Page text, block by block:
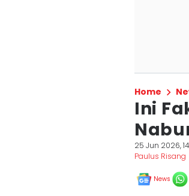
Home
Ini
25 Jun 2026,
Paulus Risang
News